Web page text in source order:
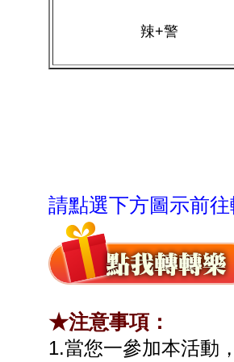
辣+警
請點選下方圖示前
★注意事項：
1.當您一參加本活動